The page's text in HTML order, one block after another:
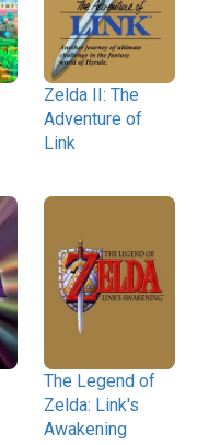
Zelda II: The
Adventure of
Link
The Legend of
Zelda: Link's
Awakening